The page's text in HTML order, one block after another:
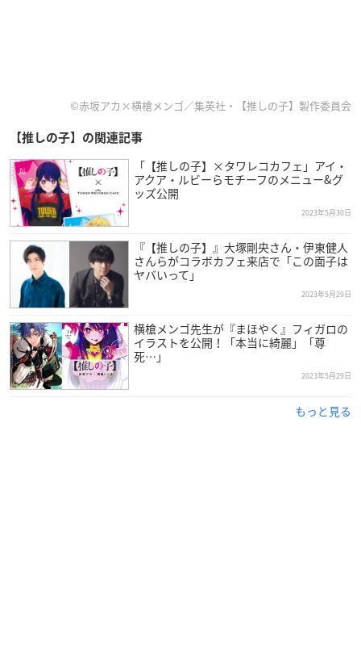
©赤坂アカ×横槍メンゴ／集英社・【推しの子】製作委員会
【推しの子】の関連記事
「【推しの子】×タワレコカフェ」アイ・
アクア・ルビーらモチーフのメニュー&グ
ッズ公開
2023年5月30日
『【推しの子】』大塚剛央さん・伊東健人
さんらがコラボカフェ来店で「この面子は
ヤバいって」
2023年5月29日
横槍メンゴ先生が『まほやく』フィガロの
イラストを公開！「本当に綺麗」「尊
死…」
2023年5月29日
もっと見る